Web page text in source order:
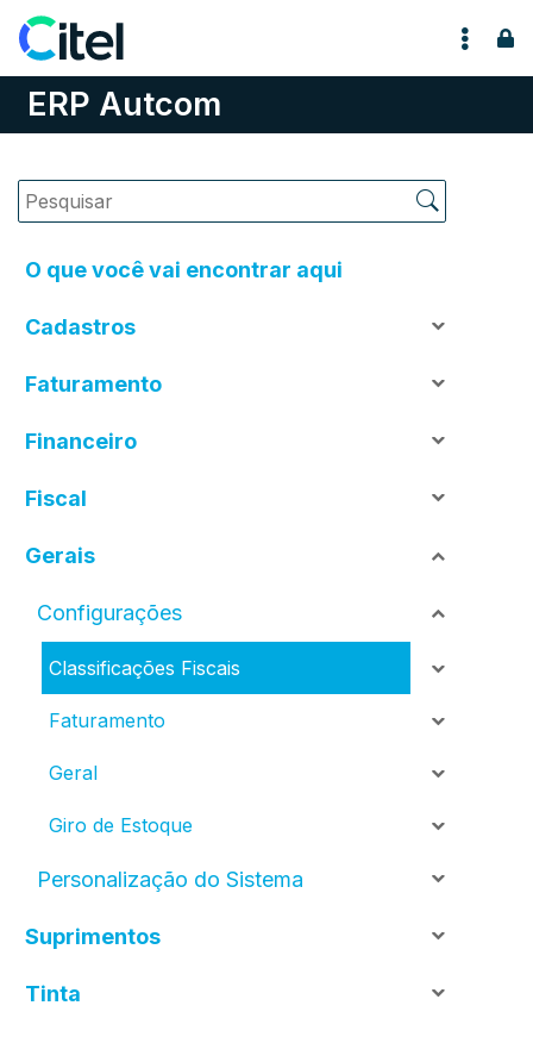
Pular para o conteúdo
ERP Autcom
O que você vai encontrar aqui
Cadastros
Faturamento
Financeiro
Fiscal
Gerais
Configurações
Classificações Fiscais
Faturamento
Geral
Giro de Estoque
Personalização do Sistema
Suprimentos
Tinta